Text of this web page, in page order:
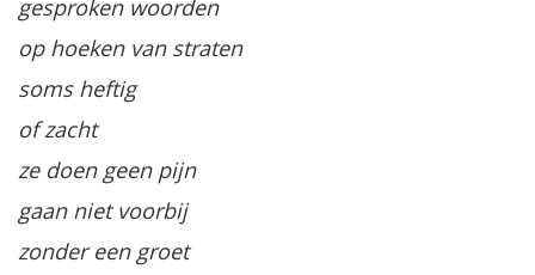
gesproken woorden
op hoeken van straten
soms heftig
of zacht
ze doen geen pijn
gaan niet voorbij
zonder een groet